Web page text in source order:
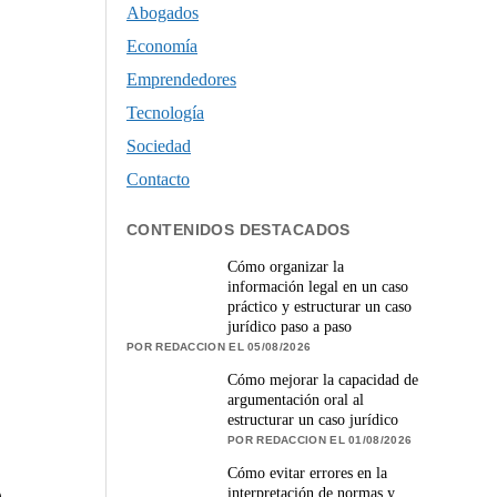
Abogados
Economía
Emprendedores
Tecnología
Sociedad
Contacto
CONTENIDOS DESTACADOS
Cómo organizar la
información legal en un caso
práctico y estructurar un caso
jurídico paso a paso
POR REDACCION EL 05/08/2026
Cómo mejorar la capacidad de
argumentación oral al
estructurar un caso jurídico
POR REDACCION EL 01/08/2026
Cómo evitar errores en la
interpretación de normas y